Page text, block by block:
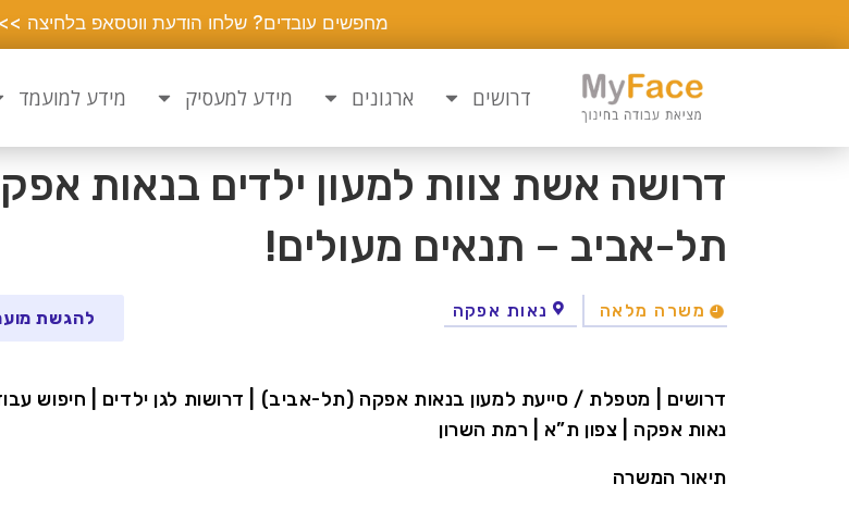
מחפשים עובדים? שלחו הודעת ווטסאפ בלחיצה >>
דרושים ארגונים מידע למעסיק מידע למועמד
דרושה אשת צוות למעון ילדים בנאות
תל-אביב – תנאים מעולים!
משרה מלאה נאות אפקה להגשת
דרושים | מטפלת / סייעת למעון בנאות אפקה (תל-אביב) | דרושות לגן ילדים | חיפוש
נאות אפקה | צפון ת”א | רמת השרון
תיאור המשרה